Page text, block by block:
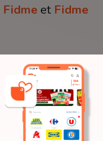
Fidme et Fidme